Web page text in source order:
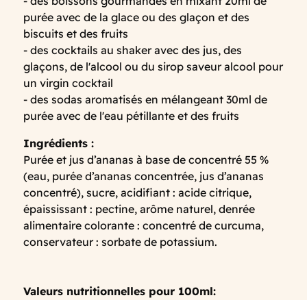
purée avec de la glace ou des glaçon et des
biscuits et des fruits
- des cocktails au shaker avec des jus, des
glaçons, de l'alcool ou du sirop saveur alcool pour
un virgin cocktail
- des sodas aromatisés en mélangeant 30ml de
purée avec de l'eau pétillante et des fruits
Ingrédients :
Purée et jus d’ananas à base de concentré 55 %
(eau, purée d’ananas concentrée, jus d’ananas
concentré), sucre, acidifiant : acide citrique,
épaississant : pectine, arôme naturel, denrée
alimentaire colorante : concentré de curcuma,
conservateur : sorbate de potassium.
Valeurs nutritionnelles pour 100ml: